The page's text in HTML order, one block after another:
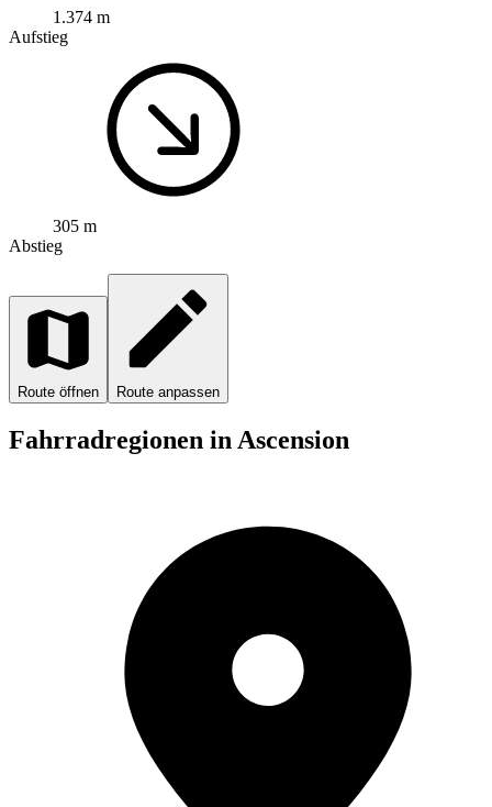
1.374 m
Aufstieg
305 m
Abstieg
Route öffnen Route anpassen
Fahrradregionen in Ascension